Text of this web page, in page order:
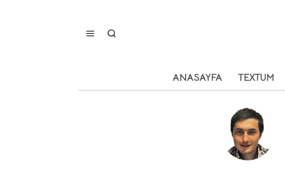
ANASAYFA TEXTUM